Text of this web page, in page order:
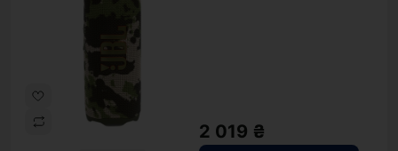
2 019 ₴